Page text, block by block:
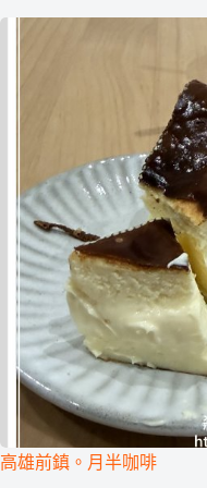
高雄前鎮。月半咖啡